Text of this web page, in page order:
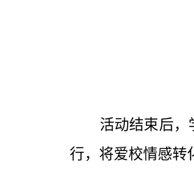
活动结束后，
行，将爱校情感转